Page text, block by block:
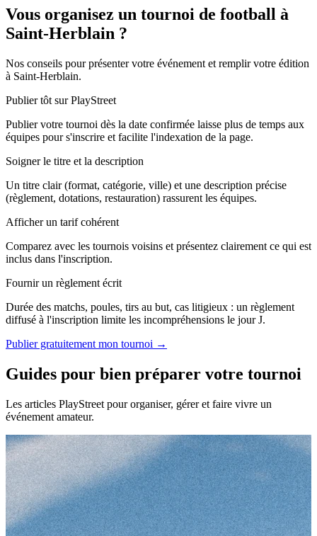
Vous organisez un tournoi de football à
Saint-Herblain ?
Nos conseils pour présenter votre événement et remplir votre édition
à Saint-Herblain.
Publier tôt sur PlayStreet
Publier votre tournoi dès la date confirmée laisse plus de temps aux
équipes pour s'inscrire et facilite l'indexation de la page.
Soigner le titre et la description
Un titre clair (format, catégorie, ville) et une description précise
(règlement, dotations, restauration) rassurent les équipes.
Afficher un tarif cohérent
Comparez avec les tournois voisins et présentez clairement ce qui est
inclus dans l'inscription.
Fournir un règlement écrit
Durée des matchs, poules, tirs au but, cas litigieux : un règlement
diffusé à l'inscription limite les incompréhensions le jour J.
Publier gratuitement mon tournoi →
Guides pour bien préparer votre tournoi
Les articles PlayStreet pour organiser, gérer et faire vivre un
événement amateur.